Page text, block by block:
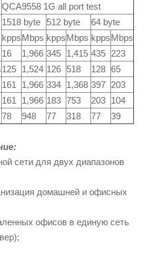
QCA9558 1G all port test
1518 byte 512 byte
64 byte
kppsMbps kppsMbps kppsMbps
16 1,966 345 1,415 435 223
125 1,524 126 518 128 65
161 1,966 334 1,368 397 203
161 1,966 183 753 203 104
78 948 77 318 77 39
сети для двух диапазонов
домашней и офисных
офисов в единую сеть